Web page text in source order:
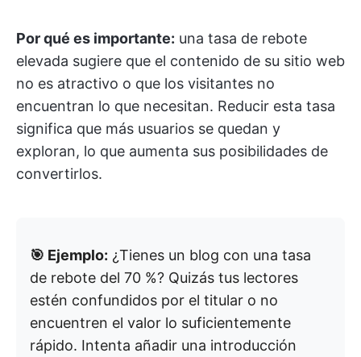
Por qué es importante: una tasa de rebote
elevada sugiere que el contenido de su sitio web
no es atractivo o que los visitantes no
encuentran lo que necesitan. Reducir esta tasa
significa que más usuarios se quedan y
exploran, lo que aumenta sus posibilidades de
convertirlos.
🎯 Ejemplo: ¿Tienes un blog con una tasa
de rebote del 70 %? Quizás tus lectores
estén confundidos por el titular o no
encuentren el valor lo suficientemente
rápido. Intenta añadir una introducción